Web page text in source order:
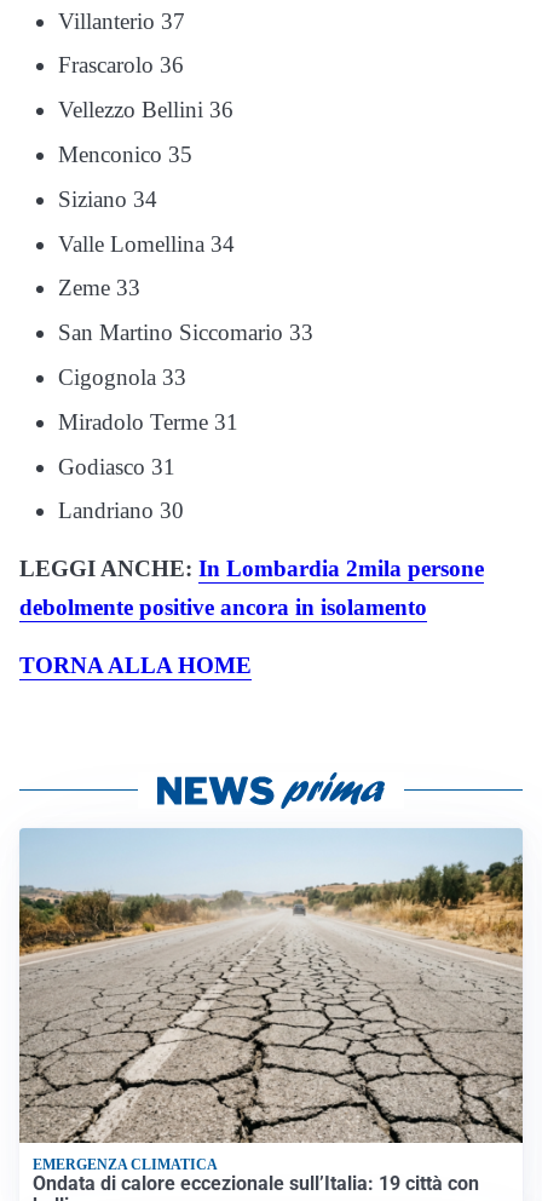
Villanterio 37
Frascarolo 36
Vellezzo Bellini 36
Menconico 35
Siziano 34
Valle Lomellina 34
Zeme 33
San Martino Siccomario 33
Cigognola 33
Miradolo Terme 31
Godiasco 31
Landriano 30
LEGGI ANCHE: In Lombardia 2mila persone
debolmente positive ancora in isolamento
TORNA ALLA HOME
EMERGENZA CLIMATICA
Ondata di calore eccezionale sull’Italia: 19 città con